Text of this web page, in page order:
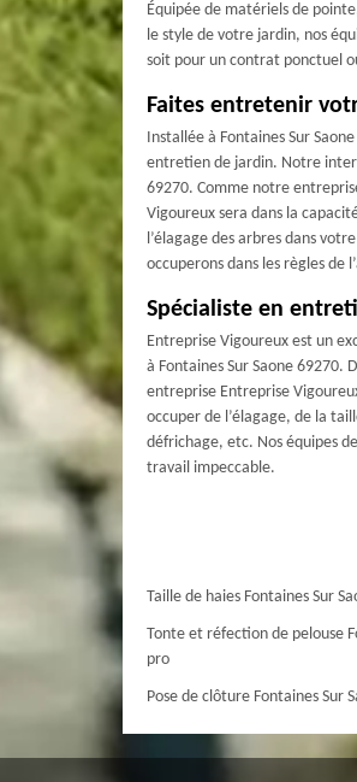
Équipée de matériels de
le style de votre jardin, nos
soit pour un contrat ponctuel
Faites entretenir
Installée à Fontaines Sur
entretien de jardin. Notre
69270. Comme notre
Vigoureux sera dans la
l’élagage des arbres dans
occuperons dans les règles de
Spécialiste en
Entreprise Vigoureux est un
à Fontaines Sur Saone 69270.
entreprise Entreprise
occuper de l’élagage, de la
défrichage, etc. Nos équipes
travail impeccable.
Taille de haies Fontaines Sur
Tonte et réfection de pelouse
pro
Pose de clôture Fontaines Sur